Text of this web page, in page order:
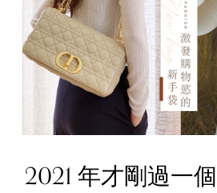
2021 年才剛過一